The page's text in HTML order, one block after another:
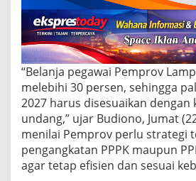
a
s
B
e
l
a
n
j
a
P
e
g
a
w
“Belanja pegawai Pemprov
melebihi 30 persen, sehingga
2027 harus disesuaikan
undang,” ujar Budiono, Jumat
menilai Pemprov perlu strategi
pengangkatan PPPK maupun
agar tetap efisien dan sesuai